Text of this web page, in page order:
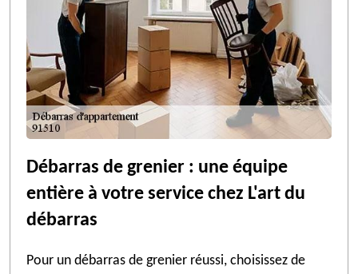
Débarras de grenier : une équipe
entière à votre service chez L'art du
débarras
Pour un débarras de grenier réussi, choisissez de